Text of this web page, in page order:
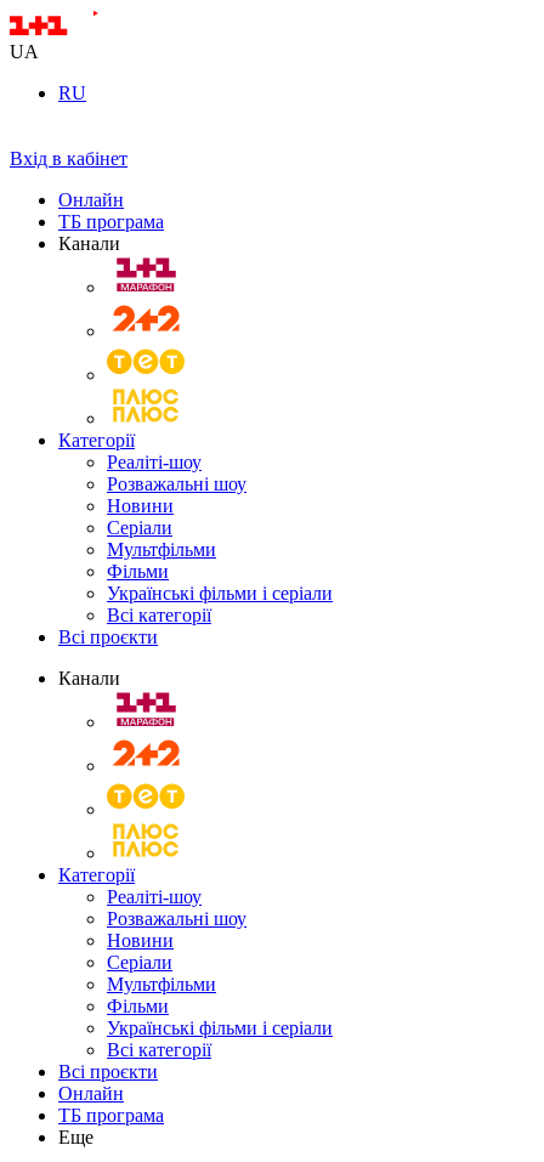
UA
RU
Вхід в кабінет
Онлайн
ТБ програма
Канали
Категорії
Реаліті-шоу
Розважальні шоу
Новини
Серіали
Мультфільми
Фільми
Українські фільми і серіали
Всі категорії
Всі проєкти
Канали
Категорії
Реаліті-шоу
Розважальні шоу
Новини
Серіали
Мультфільми
Фільми
Українські фільми і серіали
Всі категорії
Всі проєкти
Онлайн
ТБ програма
Еще